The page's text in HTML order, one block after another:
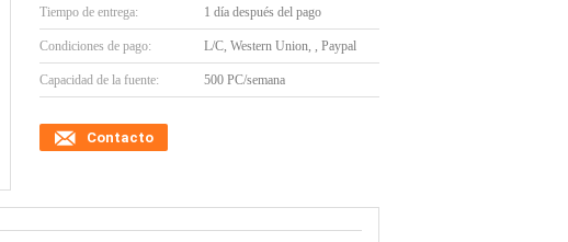
Tiempo de entrega: 1 día después del pago
Condiciones de pago: L/C, Western Union, , Paypal
Capacidad de la fuente: 500 PC/semana
Contacto